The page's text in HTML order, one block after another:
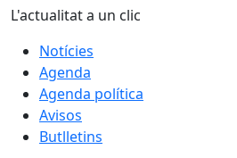
L'actualitat a un clic
Notícies
Agenda
Agenda política
Avisos
Butlletins